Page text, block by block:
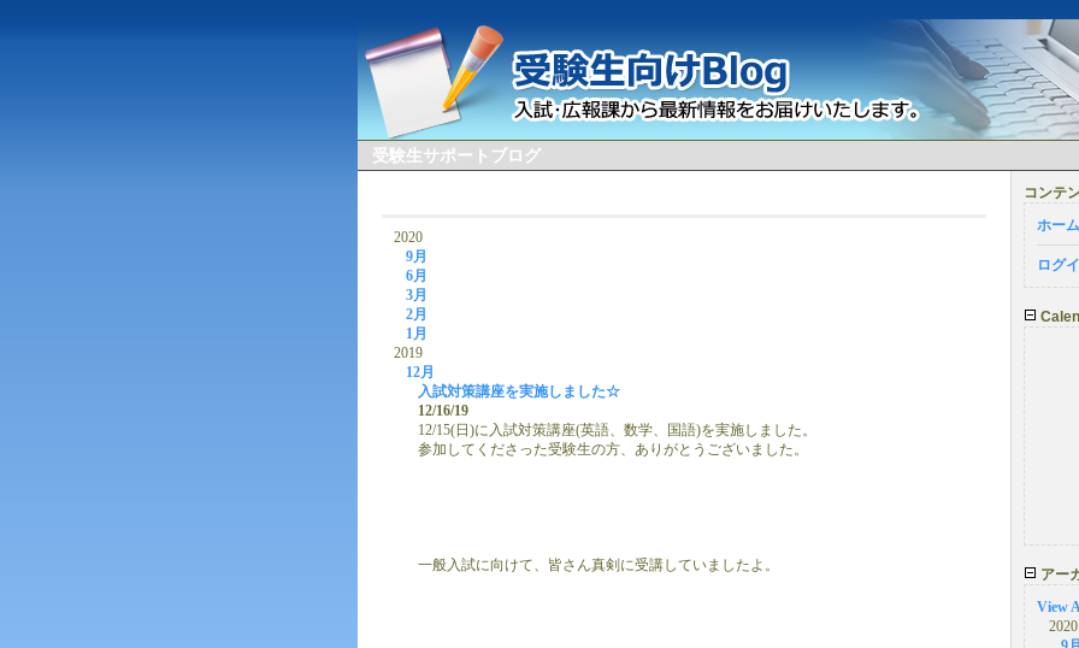
受験生サポートブログ
2020
9月
6月
3月
2月
1月
2019
12月
入試対策講座を実施しました☆
12/16/19
12/15(日)に入試対策講座(英語、数学、国語)を実施しました。
参加してくださった受験生の方、ありがとうございました。
一般入試に向けて、皆さん真剣に受講していましたよ。
コンテ
ホーム
ログ
アー
View
2020